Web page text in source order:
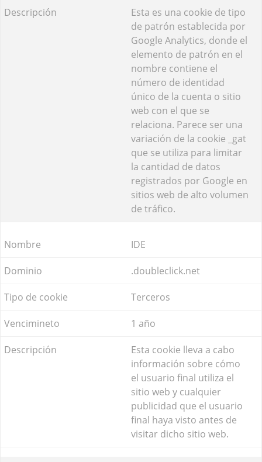
Esta es una cookie de tipo
de patrón establecida por
Google Analytics, donde el
elemento de patrón en el
nombre contiene el
número de identidad
único de la cuenta o sitio
web con el que se
relaciona. Parece ser una
variación de la cookie _gat
que se utiliza para limitar
la cantidad de datos
registrados por Google en
sitios web de alto volumen
de tráfico.
IDE
.doubleclick.net
Terceros
1 año
Esta cookie lleva a cabo
información sobre cómo
el usuario final utiliza el
sitio web y cualquier
publicidad que el usuario
final haya visto antes de
visitar dicho sitio web.